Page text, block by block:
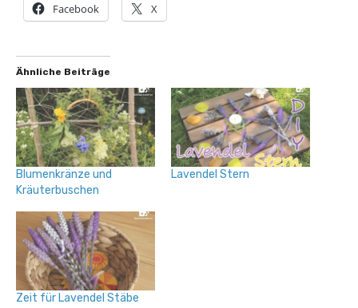
Facebook X
Ähnliche Beiträge
Blumenkränze und
Kräuterbuschen
Lavendel Stern
Zeit für Lavendel Stäbe